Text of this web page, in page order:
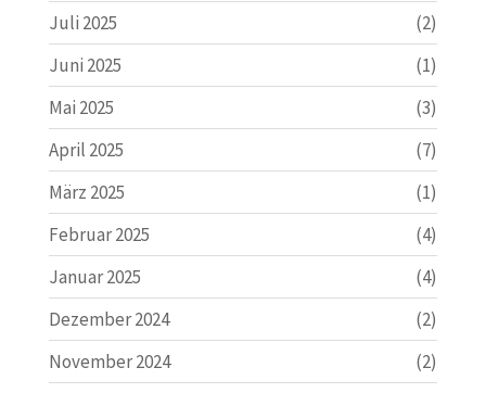
Juli 2025
(2)
Juni 2025
(1)
Mai 2025
(3)
April 2025
(7)
März 2025
(1)
Februar 2025
(4)
Januar 2025
(4)
Dezember 2024
(2)
November 2024
(2)